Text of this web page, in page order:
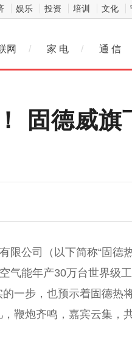
娱乐 投资 培训 文化
网 / 家 电 / 通 信
固德威
限公司（以下简称“固德
气能年产30万台世界级
一步，也预示着固德热
鞭炮齐鸣，嘉宾云集，